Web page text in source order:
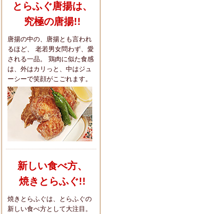
とらふぐ唐揚は、
究極の唐揚!!
唐揚の中の、唐揚とも言われ
るほど、 老若男女問わず、愛
される一品。 鶏肉に似た食感
は、外はカリっと、中はジュ
ーシーで笑顔がこごれます。
新しい食べ方、
焼きとらふぐ!!
焼きとらふぐは、とらふぐの
新しい食べ方として大注目。